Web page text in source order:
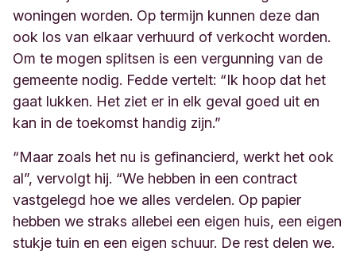
woningen worden. Op termijn kunnen deze dan
ook los van elkaar verhuurd of verkocht worden.
Om te mogen splitsen is een vergunning van de
gemeente nodig. Fedde vertelt: “Ik hoop dat het
gaat lukken. Het ziet er in elk geval goed uit en
kan in de toekomst handig zijn.”
“Maar zoals het nu is gefinancierd, werkt het ook
al”, vervolgt hij. “We hebben in een contract
vastgelegd hoe we alles verdelen. Op papier
hebben we straks allebei een eigen huis, een eigen
stukje tuin en een eigen schuur. De rest delen we.